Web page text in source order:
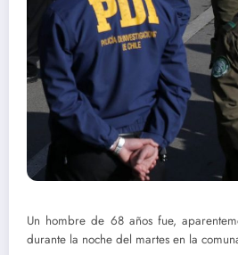
Un hombre de 68 años fue,
durante la noche del martes en la